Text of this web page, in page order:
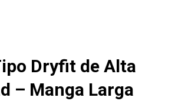
Dryfit de Alta
– Manga Larga